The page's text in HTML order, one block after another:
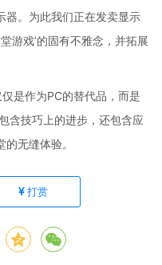
器。为此我们正在发卖显示
游戏’的固有不雅念，并拓展
是作为PC的替代品，而是
含技巧上的进步，还包含应
无缝体验。
打赏